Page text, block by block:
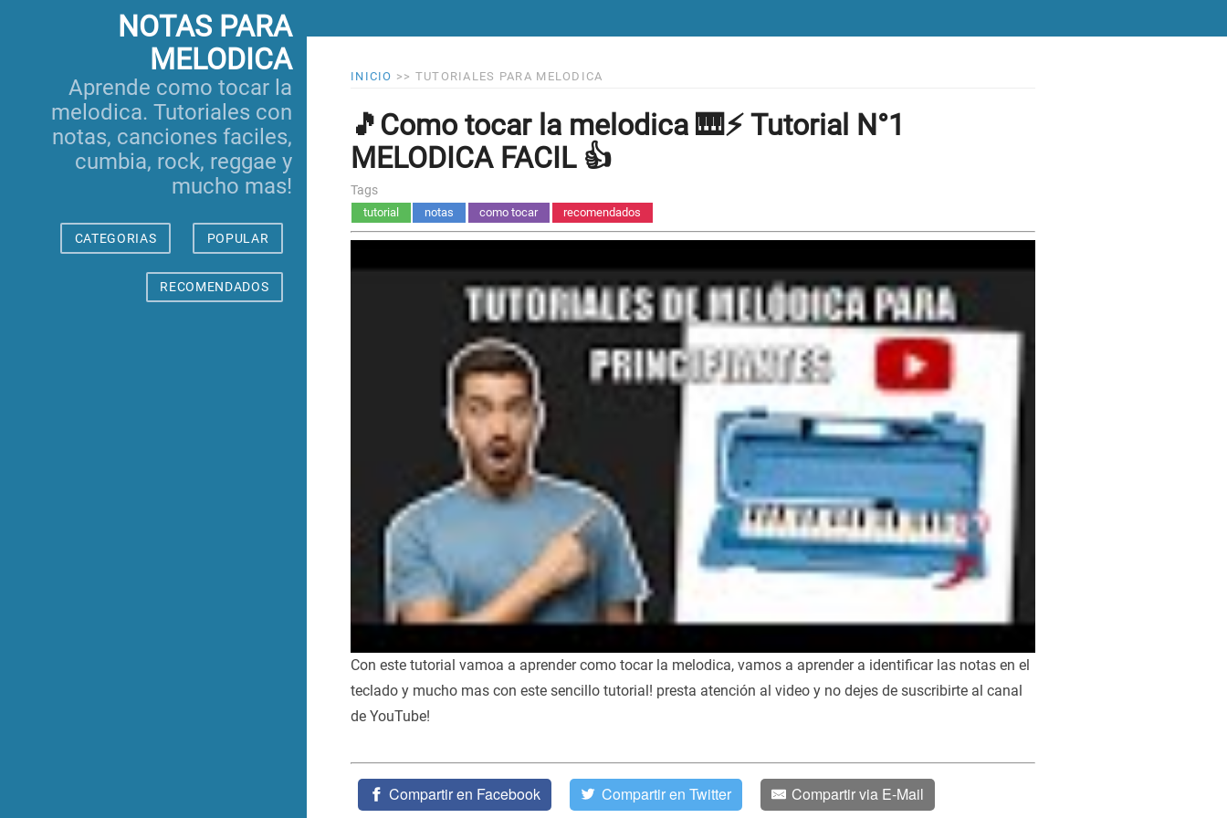
NOTAS PARA
MELODICA
Aprende como tocar la
melodica. Tutoriales con
notas, canciones faciles,
cumbia, rock, reggae y
mucho mas!
CATEGORIAS POPULAR
RECOMENDADOS
INICIO >> TUTORIALES PARA MELODICA
🎵Como tocar la melodica 🎹⚡ Tutorial N°1
MELODICA FACIL 👍
Tags
tutorial notas como tocar recomendados
Con este tutorial vamoa a aprender como tocar la melodica, vamos a aprender a identificar las notas en el
teclado y mucho mas con este sencillo tutorial! presta atención al video y no dejes de suscribirte al canal
de YouTube!
Compartir en Facebook Compartir en Twitter Compartir via E-Mail